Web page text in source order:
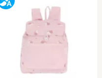
Com vários compartimentos e alças
ajustáveis para maior conforto